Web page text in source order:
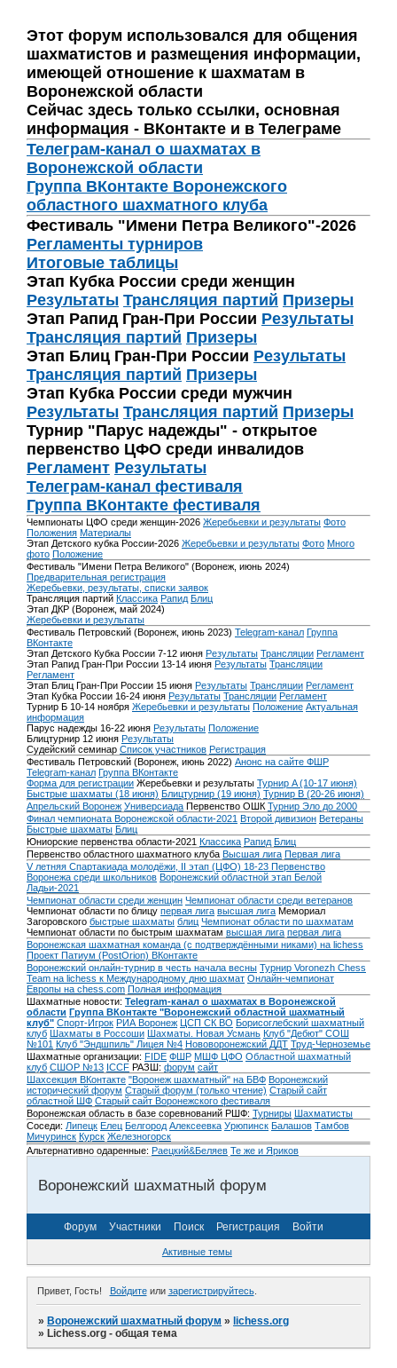
Этот форум использовался для общения
шахматистов и размещения информации,
имеющей отношение к шахматам в
Воронежской области
Сейчас здесь только ссылки, основная
информация - ВКонтакте и в Телеграме
Телеграм-канал о шахматах в
Воронежской области
Группа ВКонтакте Воронежского
областного шахматного клуба
Фестиваль "Имени Петра Великого"-2026
Регламенты турниров
Итоговые таблицы
Этап Кубка России среди женщин
Результаты Трансляция партий Призеры
Этап Рапид Гран-При России Результаты
Трансляция партий Призеры
Этап Блиц Гран-При России Результаты
Трансляция партий Призеры
Этап Кубка России среди мужчин
Результаты Трансляция партий Призеры
Турнир "Парус надежды" - открытое
первенство ЦФО среди инвалидов
Регламент Результаты
Телеграм-канал фестиваля
Группа ВКонтакте фестиваля
Чемпионаты ЦФО среди женщин-2026 Жеребьевки и результаты Фото
Положения Материалы
Этап Детского кубка России-2026 Жеребьевки и результаты Фото Много
фото Положение
Фестиваль "Имени Петра Великого" (Воронеж, июнь 2024)
Предварительная регистрация
Жеребьевки, результаты, списки заявок
Трансляция партий Классика Рапид Блиц
Этап ДКР (Воронеж, май 2024)
Жеребьевки и результаты
Фестиваль Петровский (Воронеж, июнь 2023) Telegram-канал Группа
ВКонтакте
Этап Детского Кубка России 7-12 июня Результаты Трансляции Регламент
Этап Рапид Гран-При России 13-14 июня Результаты Трансляции
Регламент
Этап Блиц Гран-При России 15 июня Результаты Трансляции Регламент
Этап Кубка России 16-24 июня Результаты Трансляции Регламент
Турнир Б 10-14 ноября Жеребьевки и результаты Положение Актуальная
информация
Парус надежды 16-22 июня Результаты Положение
Блицтурнир 12 июня Результаты
Судейский семинар Список участников Регистрация
Фестиваль Петровский (Воронеж, июнь 2022) Анонс на сайте ФШР
Telegram-канал Группа ВКонтакте
Форма для регистрации Жеребьевки и результаты Турнир A (10-17 июня)
Быстрые шахматы (18 июня) Блицтурнир (19 июня) Турнир B (20-26 июня)
Апрельский Воронеж Универсиада Первенство ОШК Турнир Эло до 2000
Финал чемпионата Воронежской области-2021 Второй дивизион Ветераны
Быстрые шахматы Блиц
Юниорские первенства области-2021 Классика Рапид Блиц
Первенство областного шахматного клуба Высшая лига Первая лига
V летняя Спартакиада молодёжи, II этап (ЦФО) 18-23 Первенство
Воронежа среди школьников Воронежский областной этап Белой
Ладьи-2021
Чемпионат области среди женщин Чемпионат области среди ветеранов
Чемпионат области по блицу первая лига высшая лига Мемориал
Загоровского быстрые шахматы блиц Чемпионат области по шахматам
Чемпионат области по быстрым шахматам высшая лига первая лига
Воронежская шахматная команда (с подтверждёнными никами) на lichess
Проект Патиум (PostOrion) ВКонтакте
Воронежский онлайн-турнир в честь начала весны Турнир Voronezh Chess
Team на lichess к Международному дню шахмат Онлайн-чемпионат
Европы на chess.com Полная информация
Шахматные новости: Telegram-канал о шахматах в Воронежской
области Группа ВКонтакте "Воронежский областной шахматный
клуб" Спорт-Игрок РИА Воронеж ЦСП СК ВО Борисоглебский шахматный
клуб Шахматы в Россоши Шахматы. Новая Усмань Клуб "Дебют" СОШ
№101 Клуб "Эндшпиль" Лицея №4 Нововоронежский ДДТ Труд-Черноземье
Шахматные организации: FIDE ФШР МШФ ЦФО Областной шахматный
клуб СШОР №13 ICCF РАЗШ: форум сайт
Шахсекция ВКонтакте "Воронеж шахматный" на БВФ Воронежский
исторический форум Cтарый форум (только чтение) Старый сайт
областной ШФ Старый сайт Воронежского фестиваля
Воронежская область в базе соревнований РШФ: Турниры Шахматисты
Соседи: Липецк Елец Белгород Алексеевка Урюпинск Балашов Тамбов
Мичуринск Курск Железногорск
Альтернативно одаренные: Раецкий&Беляев Те же и Яриков
Воронежский шахматный форум
Форум Участники Поиск Регистрация Войти
Активные темы
Привет, Гость! Войдитеили зарегистрируйтесь.
»Воронежский шахматный форум »lichess.org
»Lichess.org - общая тема